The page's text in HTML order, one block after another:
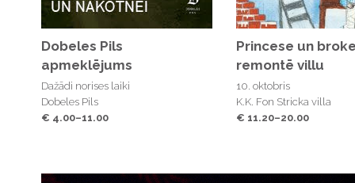
Dobeles Pils
apmeklējums
Dažādi norises laiki
Dobeles Pils
€ 4.00–11.00
Princese un
remontē villu
10. oktobris
K.K. Fon Stricka villa
€ 11.20–20.00